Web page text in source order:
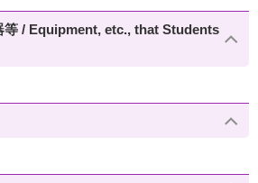
等 / Equipment, etc., that Students